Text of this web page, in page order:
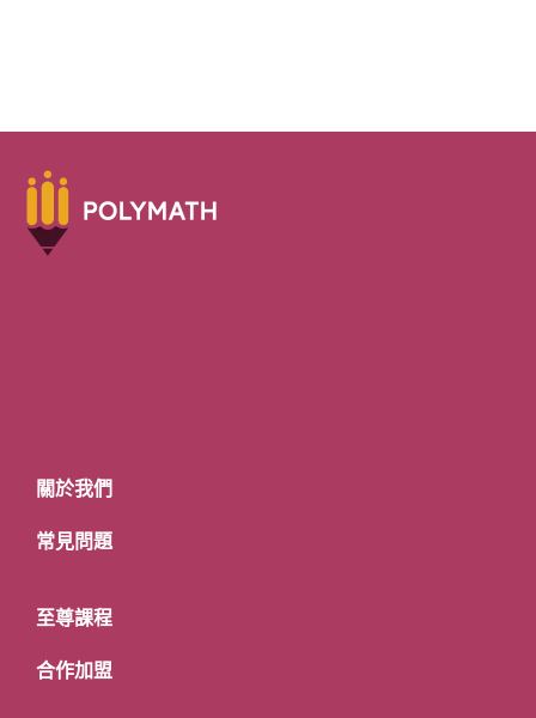
關於我們
常見問題
至尊課程
合作加盟